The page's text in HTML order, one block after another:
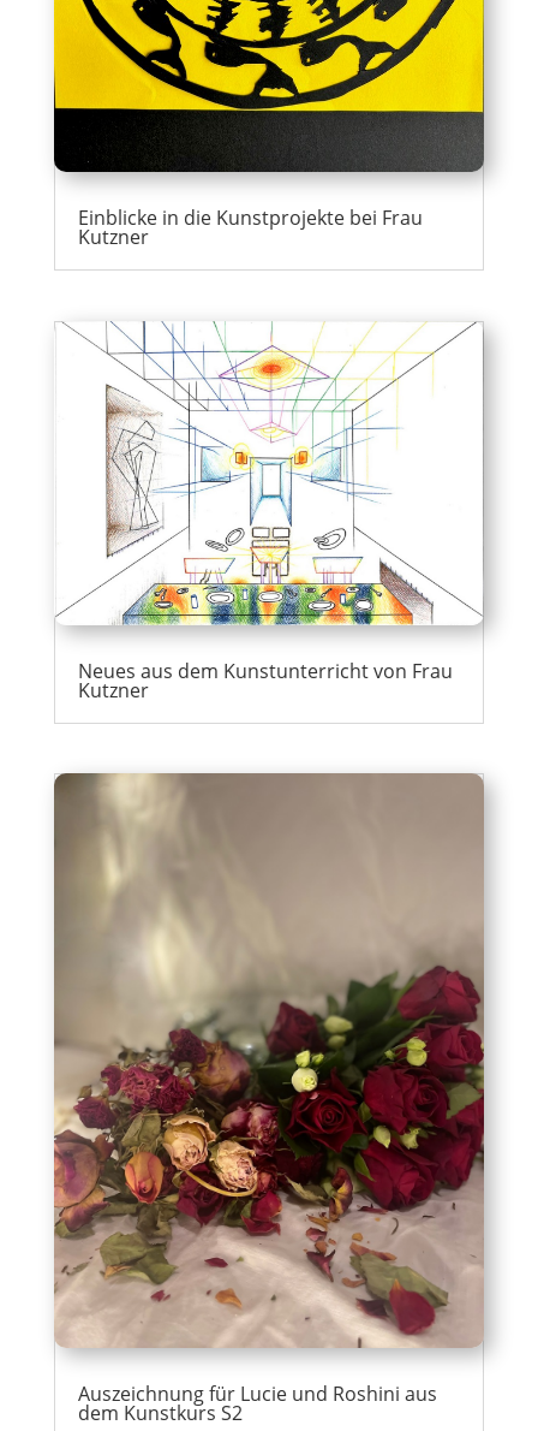
Einblicke in die Kunstprojekte bei Frau
Kutzner
Neues aus dem Kunstunterricht von Frau
Kutzner
Auszeichnung für Lucie und Roshini aus
dem Kunstkurs S2